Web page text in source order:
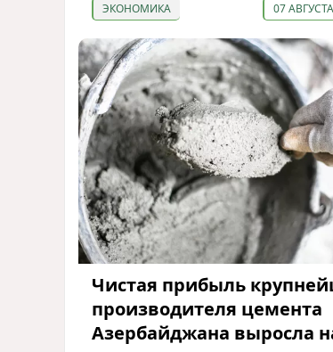
ЭКОНОМИКА 07
Чистая прибыль
производителя цемента
Азербайджана выросла